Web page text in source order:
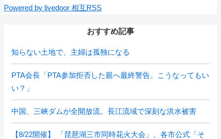
Powered by livedoor 相互RSS
おすすめ記事
知らない土地で、主婦は孤独になる
PTA会長「PTA参加拒否した親へ最終警告。こうなってもい
い？」
中国、三峡ダムが全開放流。長江流域で深刻な洪水被害
【8/22開催】 「琵琶湖三市同時花火大会」、各市公式「そ